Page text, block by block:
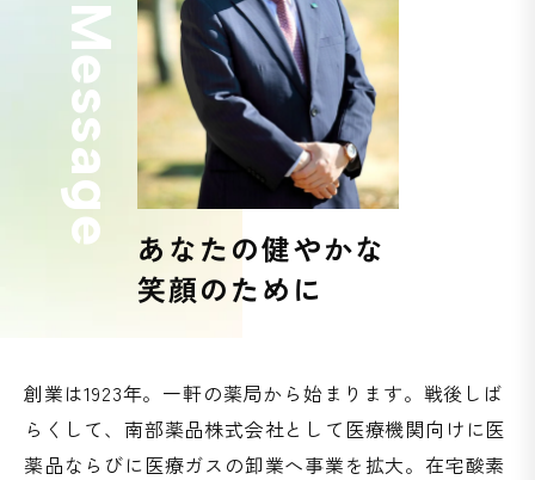
M
e
s
s
a
g
e
あなたの健やかな
笑顔のために
創業は1923年。一軒の薬局から始まります。 戦後しば
らくして、南部薬品株式会社として医療機関向けに医
薬品ならびに医療ガスの卸業へ事業を拡大。在宅酸素